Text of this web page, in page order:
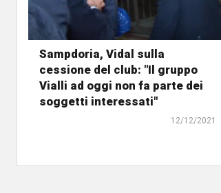
Sampdoria, Vidal sulla
cessione del club: "Il gruppo
Vialli ad oggi non fa parte dei
soggetti interessati"
12/12/2021